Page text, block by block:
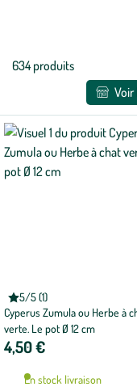
Liste
appliqués
634 produits
Voir
5/5 (1)
Note
moyenne
de
5
sur
5
Cyperus Zumula ou Herbe à
verte. Le pot Ø 12 cm
4,50 €
En stock livraison